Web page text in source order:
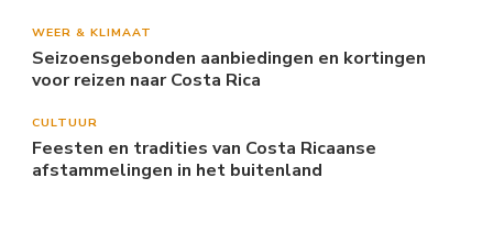
WEER & KLIMAAT
Seizoensgebonden aanbiedingen en kortingen
voor reizen naar Costa Rica
CULTUUR
Feesten en tradities van Costa Ricaanse
afstammelingen in het buitenland